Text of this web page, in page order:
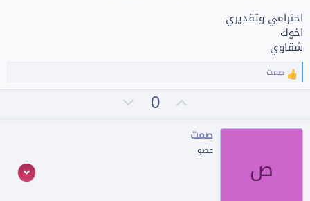
احترامي وتقديري
اخوك
شقاوي
ا
ل
ا
ع
صمت
أ 0 ص
ص
صمت
عضو